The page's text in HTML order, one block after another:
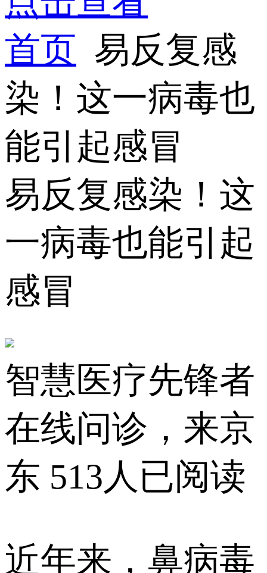
首页 易反复感
染！这一病毒也
能引起感冒
易反复感染！这
一病毒也能引起
感冒
智慧医疗先锋者
在线问诊，来京
东 513人已阅读
近年来，鼻病毒